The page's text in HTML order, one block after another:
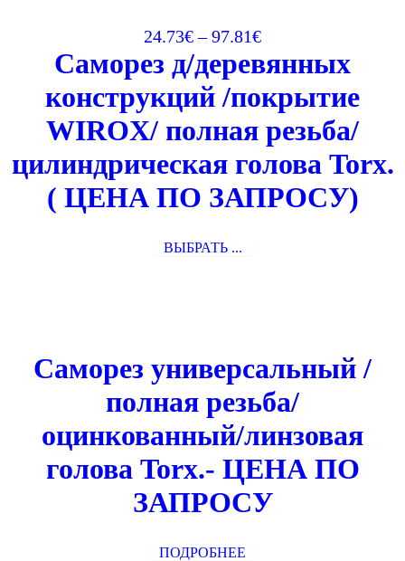
24.73€–97.81€
Саморез д/деревянных
конструкций /покрытие
WIROX/ полная резьба/
цилиндрическая голова Torx.
( ЦЕНА ПО ЗАПРОСУ)
ВЫБРАТЬ ...
Саморез универсальный /
полная резьба/
оцинкованный/линзовая
голова Torx.- ЦЕНА ПО
ЗАПРОСУ
ПОДРОБНЕЕ